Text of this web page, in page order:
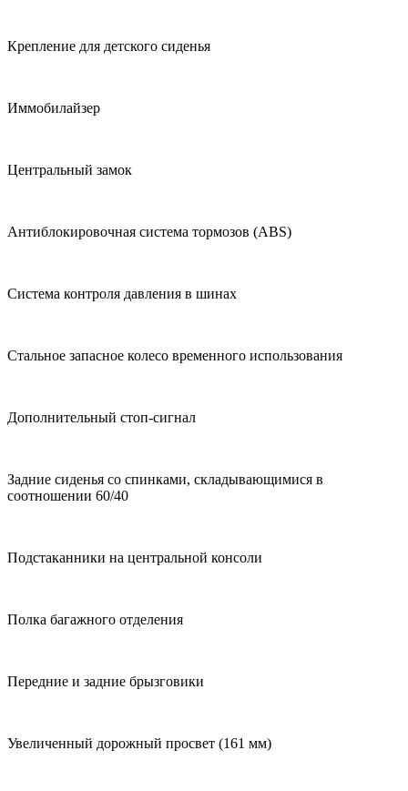
Крепление для детского сиденья
Иммобилайзер
Центральный замок
Антиблокировочная система тормозов (ABS)
Система контроля давления в шинах
Стальное запасное колесо временного использования
Дополнительный стоп-сигнал
Задние сиденья со спинками, складывающимися в
соотношении 60/40
Подстаканники на центральной консоли
Полка багажного отделения
Передние и задние брызговики
Увеличенный дорожный просвет (161 мм)